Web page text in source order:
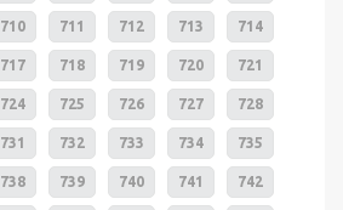
710 711 712 713 714
717 718 719 720 721
724 725 726 727 728
731 732 733 734 735
738 739 740 741 742